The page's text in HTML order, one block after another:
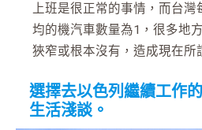
上班是很正常的事情，而台灣
均的機汽車數量為1，很多地
狹窄或根本沒有，造成現在所
選擇去以色列繼續工作
生活淺談。